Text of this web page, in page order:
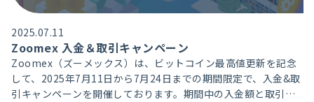
2025.07.11
Zoomex 入金＆取引キャンペーン
Zoomex（ズーメックス）は、ビットコイン最高値更新を記念
して、2025年7月11日から7月24日までの期間限定で、入金&取
引キャンペーンを開催しております。期間中の入金額と取引高